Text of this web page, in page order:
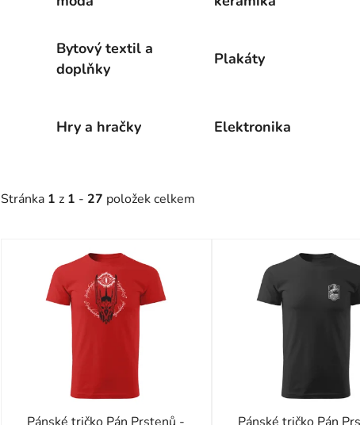
Bytový textil a
doplňky
Plakáty
Hry a hračky Elektronika
Stránka 1 z 1 - 27 položek celkem